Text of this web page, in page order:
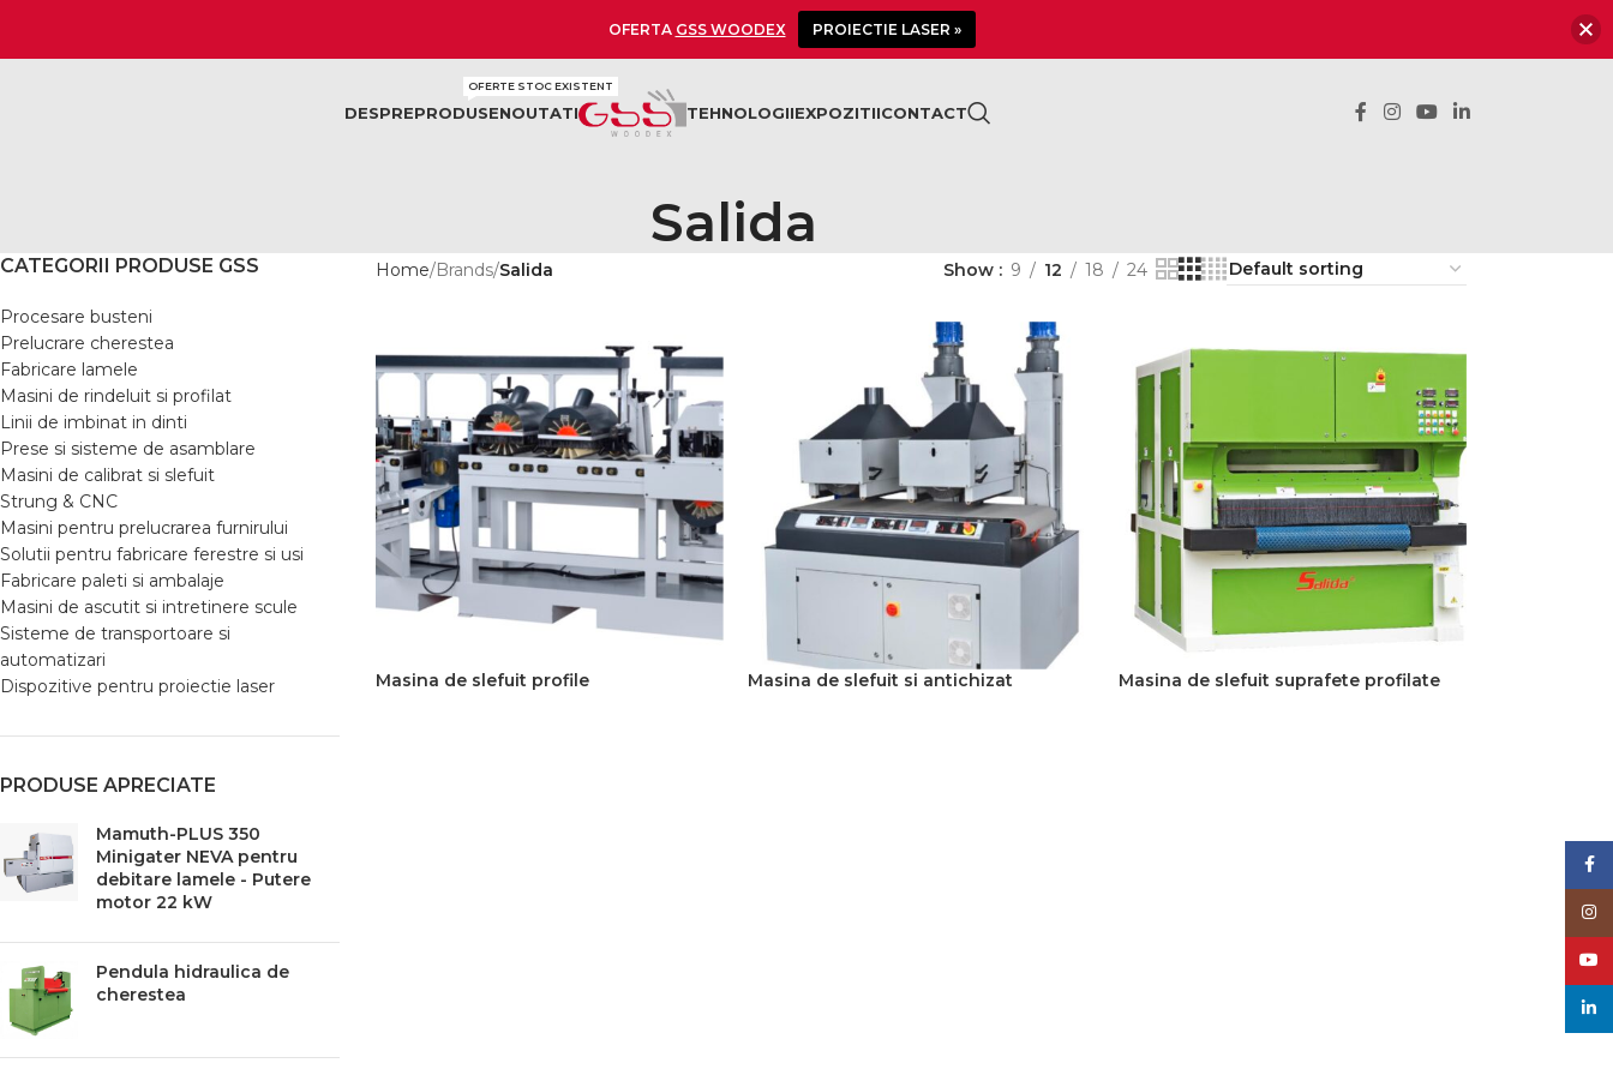
DESPREPRODUSE
OFERTE STOC EXISTENT
NOUTATI TEHNOLOGIIEXPOZITIICONTACT
Salida
CATEGORII PRODUSE GSS
Procesare busteni
Prelucrare cherestea
Fabricare lamele
Masini de rindeluit si profilat
Linii de imbinat in dinti
Prese si sisteme de asamblare
Masini de calibrat si slefuit
Strung & CNC
Masini pentru prelucrarea furnirului
Solutii pentru fabricare ferestre si usi
Fabricare paleti si ambalaje
Masini de ascutit si intretinere scule
Sisteme de transportoare si
automatizari
Dispozitive pentru proiectie laser
PRODUSE APRECIATE
Mamuth-PLUS 350
Minigater NEVA pentru
debitare lamele - Putere
motor 22 kW
Pendula hidraulica de
cherestea
Home Brands Salida Show 9 12 18 24
Masina de slefuit profile Masina de slefuit si antichizat Masina de slefuit suprafete profilate
OFERTA GSS WOODEX PROIECTIE LASER »